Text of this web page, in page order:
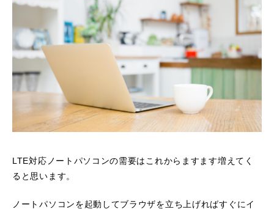
LTE対応ノートパソコンの需要はこれからますます増えてく
ると思います。
ノートパソコンを起動してブラウザを立ち上げればすぐにイ